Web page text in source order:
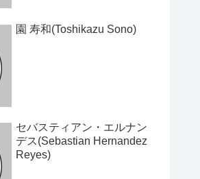
園 寿和(Toshikazu Sono)
セバスティアン・エルナン
デス(Sebastian Hernandez
Reyes)